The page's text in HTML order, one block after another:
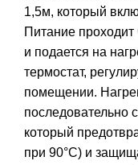
1,5м, который
Питание
и подается на
термостат,
помещении.
последовательно
который
при 90°С) и